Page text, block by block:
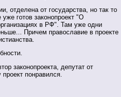
отделена от государства, но так то
готов законопроект "О
в РФ". Там уже одни
Причем православие в проекте
законопроекта, депутат от
понравился.